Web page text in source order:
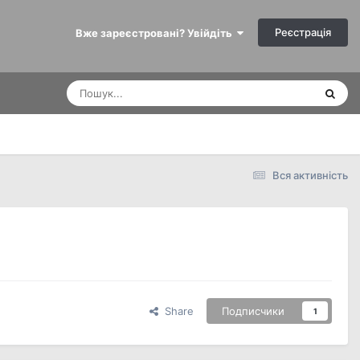
Вже зареєстровані? Увійдіть Реєстрація
Вся активність
Share Подписчики 1